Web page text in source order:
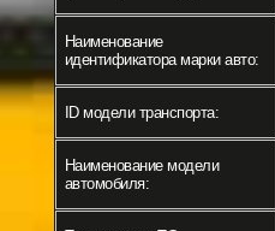
Наименование
идентификатора марки авто:
ID модели транспорта:
Наименование модели
автомобиля: